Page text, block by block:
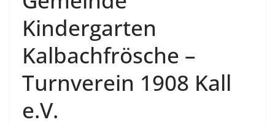
Kindergarten
Kalbachfrösche –
Turnverein 1908 Kall
e.V.